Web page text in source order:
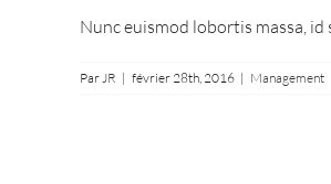
Nunc euismod lobortis massa,
Par JR | février 28th, 2016 | Management